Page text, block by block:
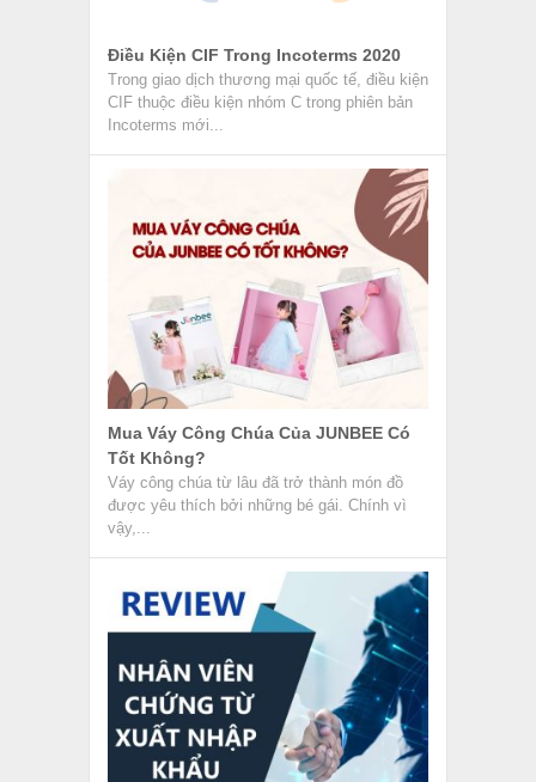
Điều Kiện CIF Trong Incoterms 2020
Trong giao dịch thương mại quốc tế, điều kiện
CIF thuộc điều kiện nhóm C trong phiên bản
Incoterms mới...
Mua Váy Công Chúa Của JUNBEE Có
Tốt Không?
Váy công chúa từ lâu đã trở thành món đồ
được yêu thích bởi những bé gái. Chính vì
vậy,...